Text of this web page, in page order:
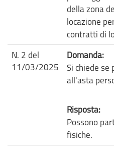
della zona
locazione
contratti di
N. 2 del
11/03/2025
Domanda:
Si chiede se
all'asta
Risposta:
Possono
fisiche.